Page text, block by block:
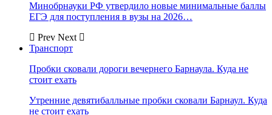
Минобрнауки РФ утвердило новые минимальные баллы
ЕГЭ для поступления в вузы на 2026…
Prev Next
Транспорт
Пробки сковали дороги вечернего Барнаула. Куда не
стоит ехать
Утренние девятибалльные пробки сковали Барнаул. Куда
не стоит ехать